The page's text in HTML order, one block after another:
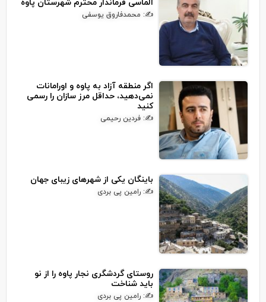
الماسی فرماندار محترم شهرستان پاوه
✍: محمدفاروق یوسفی
اگر منطقه آزاد به پاوه و اورامانات
نمی‌دهید، حداقل مرز سازان را رسمی
کنید
✍: فردین رحیمی
باینگان یکی از شهرهای زیبای جهان
✍: رامین پی بردی
روستای گردشگری نجار پاوه را از نو
باید شناخت
✍: رامین پی بردی